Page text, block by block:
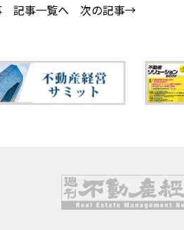
記事一覧へ 次の記事→